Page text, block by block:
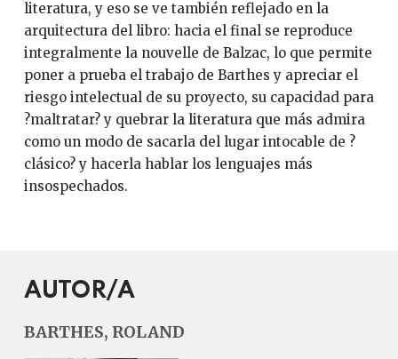
literatura, y eso se ve también reflejado en la
arquitectura del libro: hacia el final se reproduce
integralmente la nouvelle de Balzac, lo que permite
poner a prueba el trabajo de Barthes y apreciar el
riesgo intelectual de su proyecto, su capacidad para
?maltratar? y quebrar la literatura que más admira
como un modo de sacarla del lugar intocable de ?
clásico? y hacerla hablar los lenguajes más
insospechados.
AUTOR/A
BARTHES, ROLAND